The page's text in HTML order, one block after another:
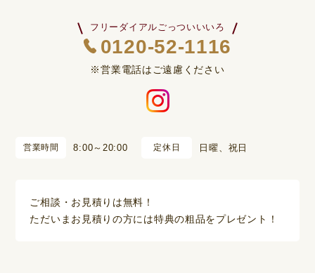
フリーダイアルごっついいいろ
0120-52-1116
※営業電話はご遠慮ください
営業時間 8:00～20:00 定休日 日曜、祝日
ご相談・お見積りは無料！
ただいまお見積りの方には特典の粗品をプレゼント！